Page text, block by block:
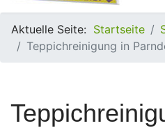
Aktuelle Seite: Startseite
Teppichreinigung in